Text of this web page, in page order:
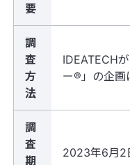
要
調
査
方
法
IDEATECH
ー®︎」の企画
調
査
期
2023年6月2